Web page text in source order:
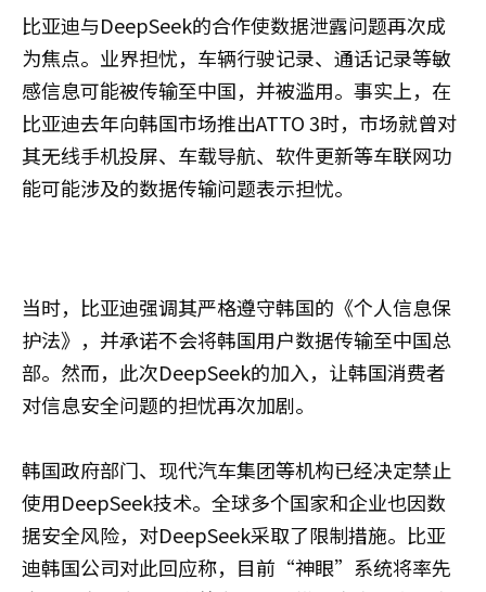
比亚迪与DeepSeek的合作使数据泄露问题再次成
为焦点。业界担忧，车辆行驶记录、通话记录等敏
感信息可能被传输至中国，并被滥用。事实上，在
比亚迪去年向韩国市场推出ATTO 3时，市场就曾对
其无线手机投屏、车载导航、软件更新等车联网功
能可能涉及的数据传输问题表示担忧。
当时，比亚迪强调其严格遵守韩国的《个人信息保
护法》，并承诺不会将韩国用户数据传输至中国总
部。然而，此次DeepSeek的加入，让韩国消费者
对信息安全问题的担忧再次加剧。
韩国政府部门、现代汽车集团等机构已经决定禁止
使用DeepSeek技术。全球多个国家和企业也因数
据安全风险，对DeepSeek采取了限制措施。比亚
迪韩国公司对此回应称，目前“神眼”系统将率先